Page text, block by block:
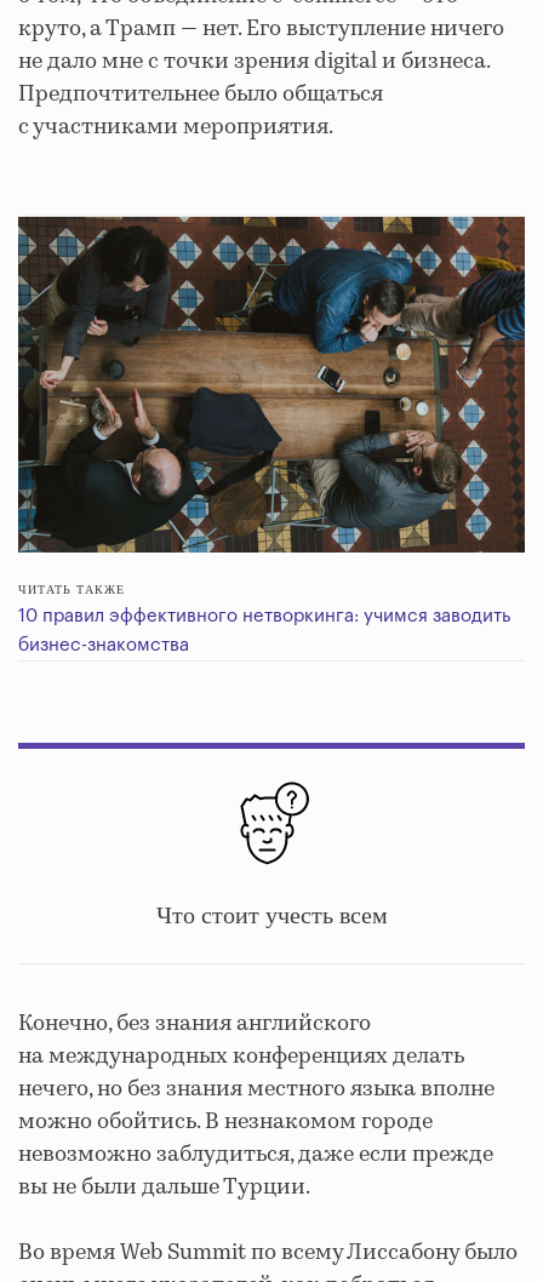
круто, а Трамп — нет. Его выступление ничего
не дало мне с точки зрения digital и бизнеса.
Предпочтительнее было общаться
с участниками мероприятия.
ЧИТАТЬ ТАКЖЕ
10 правил эффективного нетворкинга: учимся заводить
бизнес-знакомства
Что стоит учесть всем
Конечно, без знания английского
на международных конференциях делать
нечего, но без знания местного языка вполне
можно обойтись. В незнакомом городе
невозможно заблудиться, даже если прежде
вы не были дальше Турции.
Во время Web Summit по всему Лиссабону было